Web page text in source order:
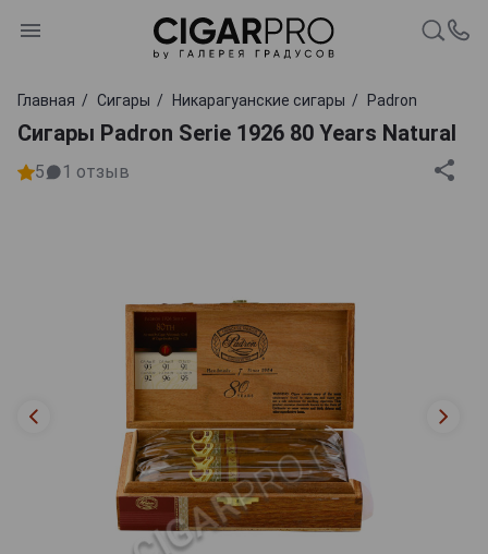
Главная Сигары Никарагуанские сигары Padron
Сигары Padron Serie 1926 80 Years Natural
5 1 отзыв